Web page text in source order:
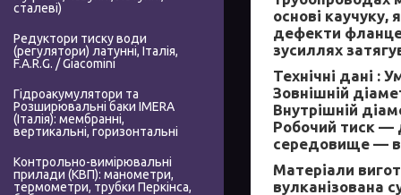
основі каучуку,
дефекти
зусиллях
Технічні дані :
Зовнішній
Внутрішній
Робочий тиск —
середовище —
Матеріали
вулканізована
сталеві)
Редуктори тиску води
(регулятори) латунні, Італія,
F.A.R.G. / Giacomini
Гідроакумулятори та
Розширювальні баки IMERA
(Італія): мембранні,
вертикальні, горизонтальні
Контрольно-вимірювальні
прилади (КВП): манометри,
термометри, трубки Перкінса,